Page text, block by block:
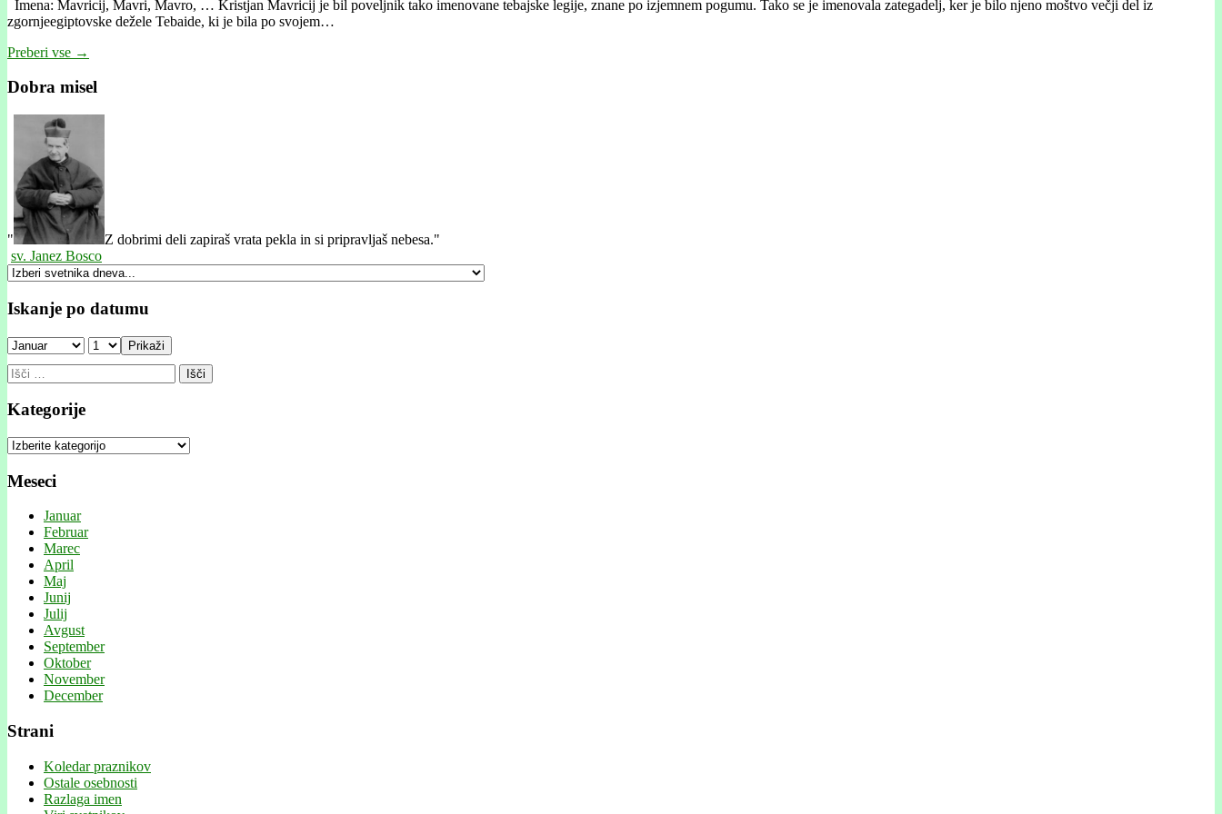
Imena: Mavricij, Mavri, Mavro, … Kristjan Mavricij je bil poveljnik tako imenovane tebajske legije, znane po izjemnem pogumu. Tako se je imenovala zategadelj, ker je bilo njeno moštvo večji del iz
zgornjeegiptovske dežele Tebaide, ki je bila po svojem…
Preberi vse →
Dobra misel
"
Z dobrimi deli zapiraš vrata pekla in si pripravljaš nebesa."
sv. Janez Bosco
Iskanje po datumu
Prikaži
Išči:
Kategorije
Kategorije
Meseci
Januar
Februar
Marec
April
Maj
Junij
Julij
Avgust
September
Oktober
November
December
Strani
Koledar praznikov
Ostale osebnosti
Razlaga imen